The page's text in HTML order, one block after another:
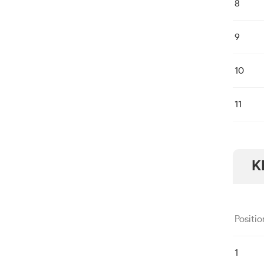
8
9
10
11
1